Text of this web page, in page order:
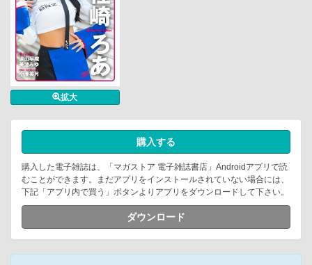
拡大
購入する
購入した電子雑誌は、「マガストア 電子雑誌書店」Androidアプリで読
むことができます。まだアプリをインストールされていない場合には、
下記「アプリ内で買う」ボタンよりアプリをダウンロードして下さい。
ダウンロード